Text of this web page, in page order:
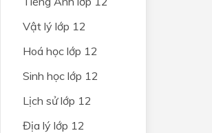
Vật lý lớp 12
Hoá học lớp 12
Sinh học lớp 12
Lịch sử lớp 12
Địa lý lớp 12